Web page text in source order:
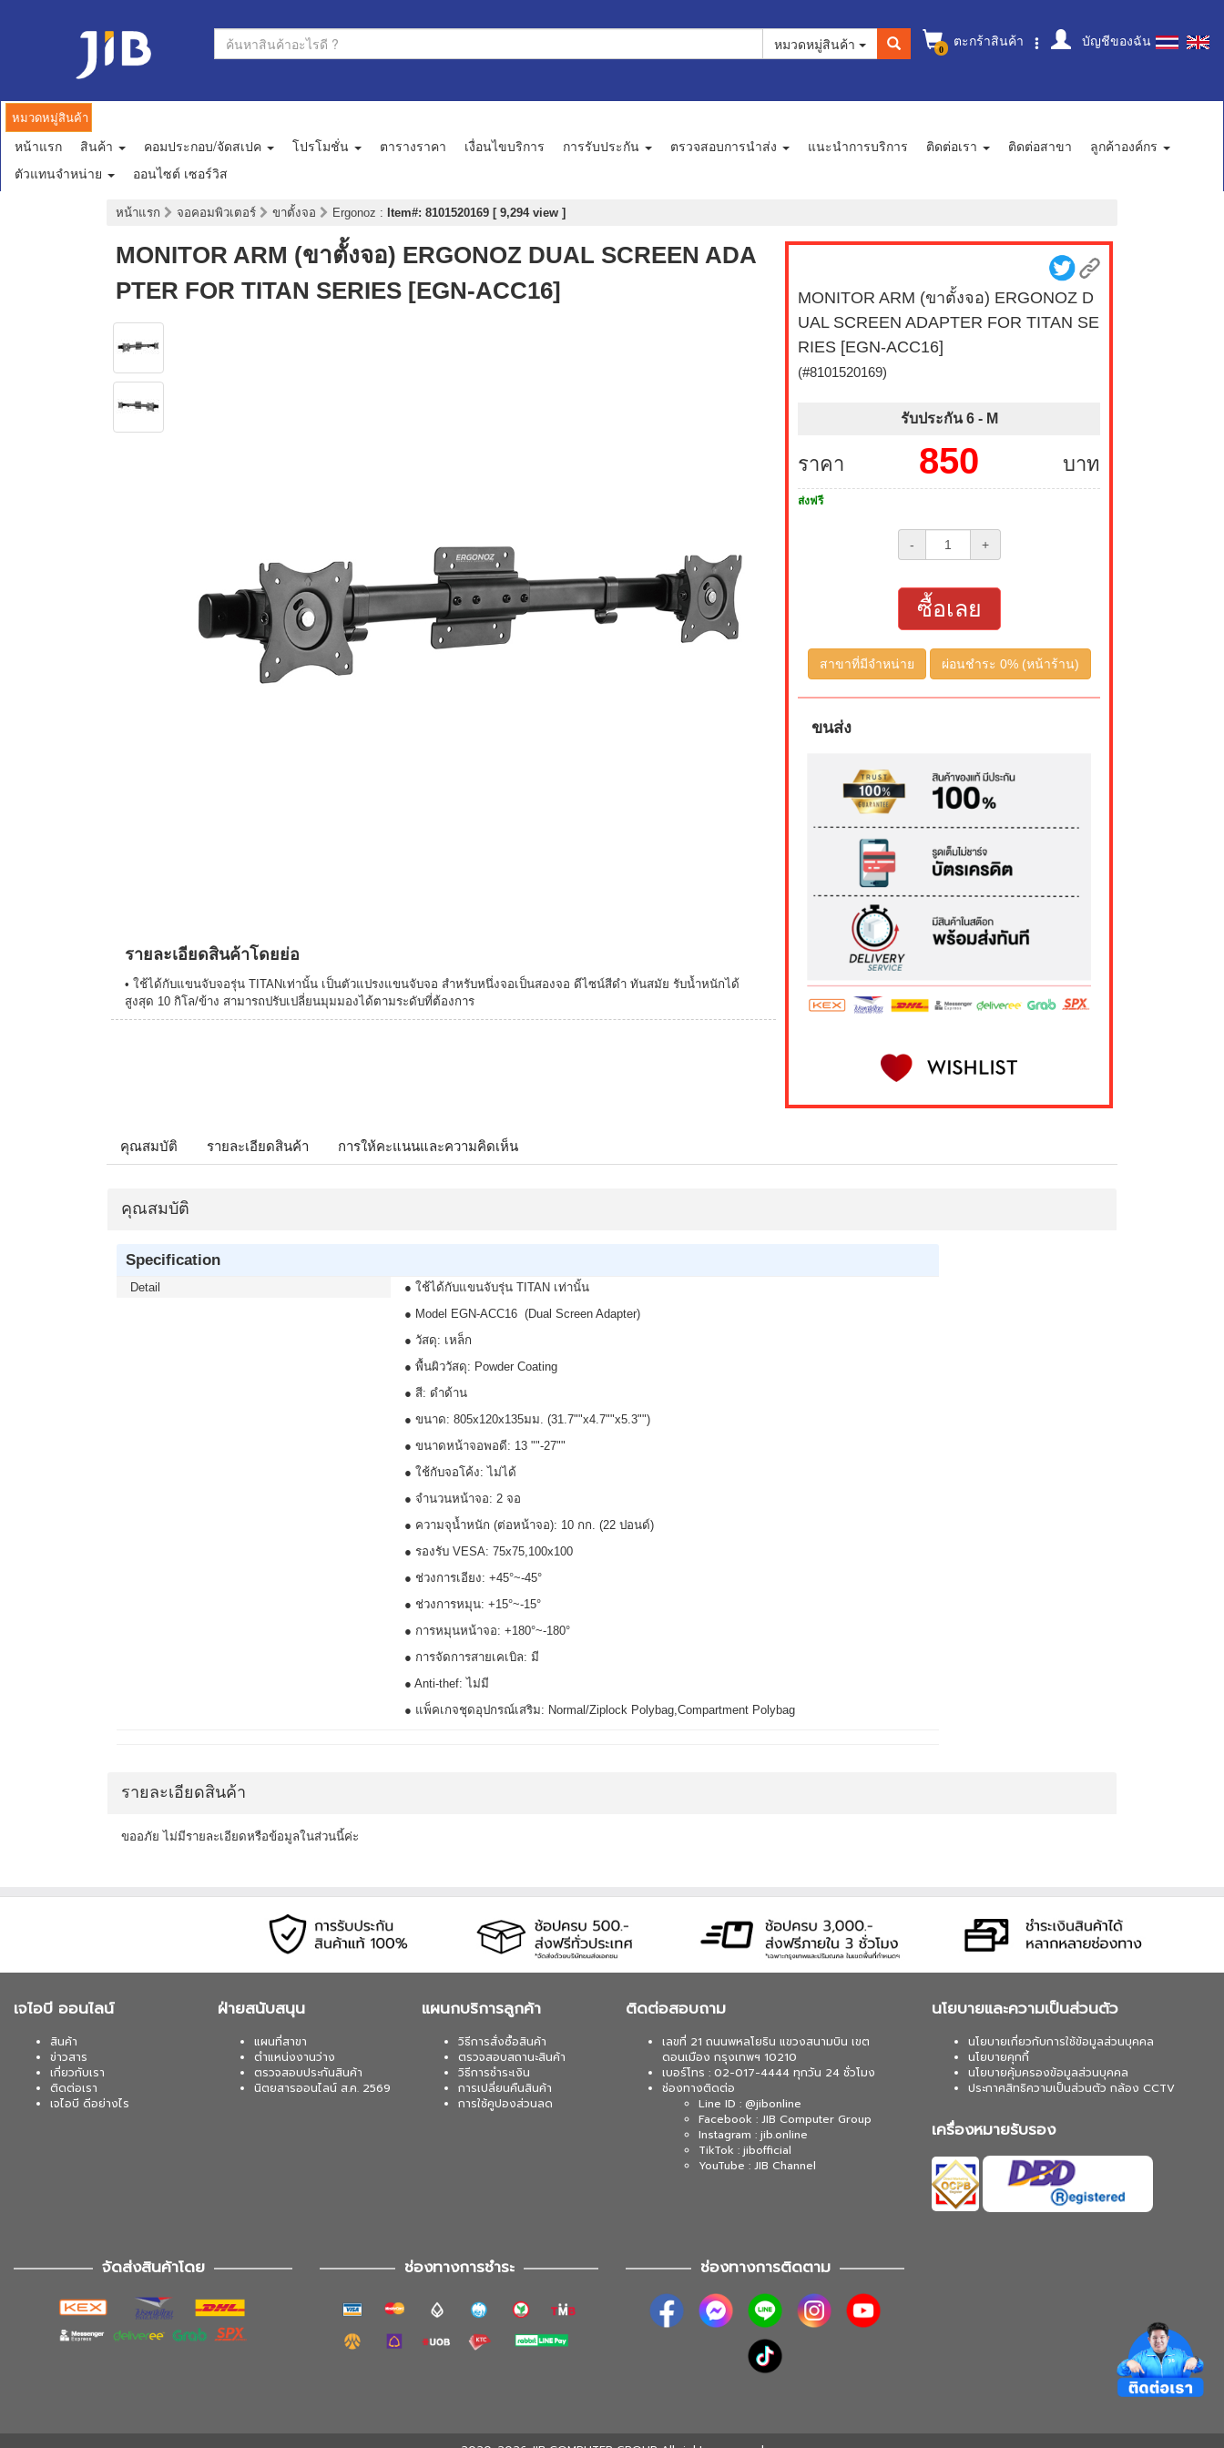
0 ตะกร้าสินค้า บัญชีของฉัน
หมวดหมู่สินค้า
หมวดหมู่สินค้า
หน้าแรก สินค้า คอมประกอบ/จัดสเปค โปรโมชั่น ตารางราคา เงื่อนไขบริการ การรับประกัน ตรวจสอบการนำส่ง แนะนำการบริการ ติดต่อเรา ติดต่อสาขา
ลูกค้าองค์กร
ตัวแทนจำหน่าย
ออนไซต์ เซอร์วิส
หน้าแรก จอคอมพิวเตอร์ ขาตั้งจอ Ergonoz : Item#: 8101520169 [ 9,294 view ]
MONITOR ARM (ขาตั้งจอ) ERGONOZ DUAL SCREEN ADA
PTER FOR TITAN SERIES [EGN-ACC16]
รายละเอียดสินค้าโดยย่อ
• ใช้ได้กับแขนจับจอรุ่น TITANเท่านั้น เป็นตัวแปรงแขนจับจอ สำหรับหนึ่งจอเป็นสองจอ ดีไซน์สีดำ ทันสมัย รับน้ำหนักได้
สูงสุด 10 กิโล/ข้าง สามารถปรับเปลี่ยนมุมมองได้ตามระดับที่ต้องการ
MONITOR ARM (ขาตั้งจอ) ERGONOZ D
UAL SCREEN ADAPTER FOR TITAN SE
RIES [EGN-ACC16]
(#8101520169)
รับประกัน 6 - M
ราคา บาท
850
ส่งฟรี
- +
ซื้อเลย
สาขาที่มีจำหน่าย ผ่อนชำระ 0% (หน้าร้าน)
ขนส่ง
คุณสมบัติ รายละเอียดสินค้า การให้คะแนนและความคิดเห็น
คุณสมบัติ
Specification
Detail
● ใช้ได้กับแขนจับรุ่น TITAN เท่านั้น
● Model EGN-ACC16 (Dual Screen Adapter)
● วัสดุ: เหล็ก
● พื้นผิววัสดุ: Powder Coating
● สี: ดำด้าน
● ขนาด: 805x120x135มม. (31.7""x4.7""x5.3"")
● ขนาดหน้าจอพอดี: 13 ""-27""
● ใช้กับจอโค้ง: ไม่ได้
● จำนวนหน้าจอ: 2 จอ
● ความจุน้ำหนัก (ต่อหน้าจอ): 10 กก. (22 ปอนด์)
● รองรับ VESA: 75x75,100x100
● ช่วงการเอียง: +45°~-45°
● ช่วงการหมุน: +15°~-15°
● การหมุนหน้าจอ: +180°~-180°
● การจัดการสายเคเบิล: มี
● Anti-thef: ไม่มี
● แพ็คเกจชุดอุปกรณ์เสริม: Normal/Ziplock Polybag,Compartment Polybag
รายละเอียดสินค้า
ขออภัย ไม่มีรายละเอียดหรือข้อมูลในส่วนนี้ค่ะ
เจไอบี ออนไลน์
สินค้า
ข่าวสาร
เกี่ยวกับเรา
ติดต่อเรา
เจไอบี ดีอย่างไร
ฝ่ายสนับสนุน
แผนที่สาขา
ตำแหน่งงานว่าง
ตรวจสอบประกันสินค้า
นิตยสารออนไลน์ ส.ค. 2569
แผนกบริการลูกค้า
วิธีการสั่งซื้อสินค้า
ตรวจสอบสถานะสินค้า
วิธีการชำระเงิน
การเปลี่ยนคืนสินค้า
การใช้คูปองส่วนลด
ติดต่อสอบถาม
เลขที่ 21 ถนนพหลโยธิน แขวงสนามบิน เขต
ดอนเมือง กรุงเทพฯ 10210
เบอร์โทร : 02-017-4444 ทุกวัน 24 ชั่วโมง
ช่องทางติดต่อ
Line ID : @jibonline
Facebook : JIB Computer Group
Instagram : jib.online
TikTok : jibofficial
YouTube : JIB Channel
นโยบายและความเป็นส่วนตัว
นโยบายเกี่ยวกับการใช้ข้อมูลส่วนบุคคล
นโยบายคุกกี้
นโยบายคุ้มครองข้อมูลส่วนบุคคล
ประกาศสิทธิความเป็นส่วนตัว กล้อง CCTV
เครื่องหมายรับรอง
จัดส่งสินค้าโดย ช่องทางการชำระ ช่องทางการติดตาม